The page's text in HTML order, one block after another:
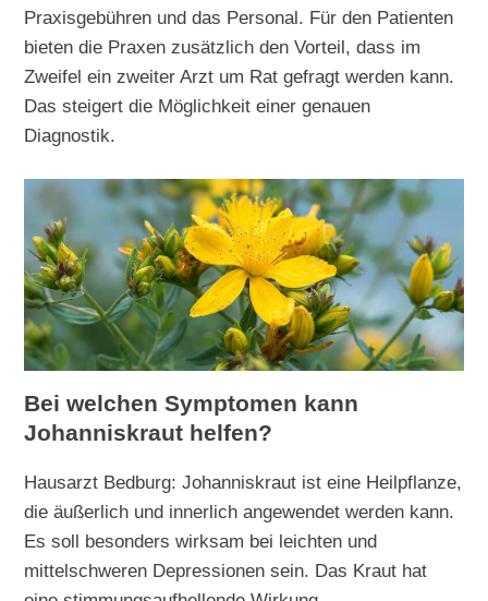
Praxisgebühren und das Personal. Für den Patienten
bieten die Praxen zusätzlich den Vorteil, dass im
Zweifel ein zweiter Arzt um Rat gefragt werden kann.
Das steigert die Möglichkeit einer genauen
Diagnostik.
Bei welchen Symptomen kann
Johanniskraut helfen?
Hausarzt Bedburg: Johanniskraut ist eine Heilpflanze,
die äußerlich und innerlich angewendet werden kann.
Es soll besonders wirksam bei leichten und
mittelschweren Depressionen sein. Das Kraut hat